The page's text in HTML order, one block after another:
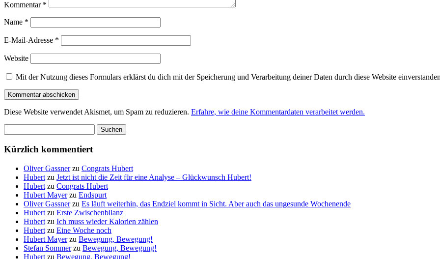
Kommentar *
Name *
E-Mail-Adresse *
Website
Mit der Nutzung dieses Formulars erklärst du dich mit der Speicherung und Verarbeitung deiner Daten durch diese Website
Diese Website verwendet Akismet, um Spam zu reduzieren. Erfahre, wie deine Kommentardaten verarbeitet werden.
nach:
Kürzlich kommentiert
Oliver Gassnerzu Congrats Hubert
Hubert zu Jetzt ist nicht die Zeit für eine Analyse – Glückwunsch Hubert!
Hubert zu Congrats Hubert
Hubert Mayerzu Endspurt
Oliver Gassnerzu Es läuft weiterhin, das Endziel kommt in Sicht. Aber auch das ungesunde Wochenende
Hubert zu Erste Zwischenbilanz
Hubert zu Ich muss wieder Kalorien zählen
Hubert zu Eine Woche noch
Hubert Mayerzu Bewegung, Bewegung!
Stefan Sommerzu Bewegung, Bewegung!
Hubert zu Bewegung, Bewegung!